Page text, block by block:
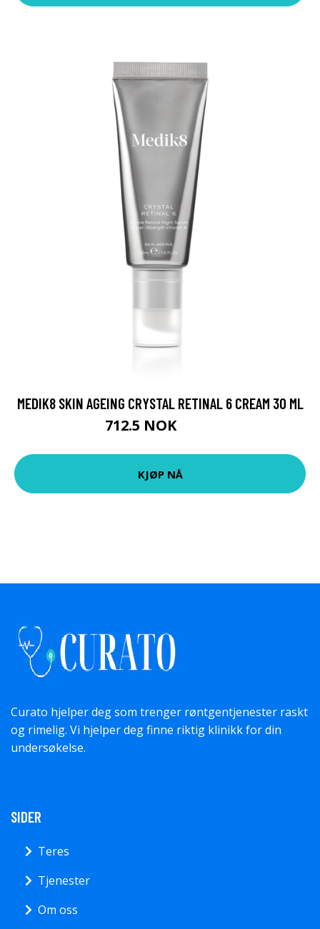
MEDIK8 SKIN AGEING CRYSTAL RETINAL 6 CREAM 30 ML
712.5 NOK
KJØP NÅ
Curato hjelper deg som trenger røntgentjenester raskt
og rimelig. Vi hjelper deg finne riktig klinikk for din
undersøkelse.
SIDER
Teres
Tjenester
Om oss